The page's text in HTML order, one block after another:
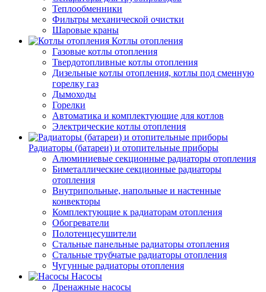
Теплообменники
Фильтры механической очистки
Шаровые краны
Котлы отопления
Газовые котлы отопления
Твердотопливные котлы отопления
Дизельные котлы отопления, котлы под сменную
горелку газ
Дымоходы
Горелки
Автоматика и комплектующие для котлов
Электрические котлы отопления
Радиаторы (батареи) и отопительные приборы
Алюминиевые секционные радиаторы отопления
Биметаллические секционные радиаторы
отопления
Внутрипольные, напольные и настенные
конвекторы
Комплектующие к радиаторам отопления
Обогреватели
Полотенцесушители
Стальные панельные радиаторы отопления
Стальные трубчатые радиаторы отопления
Чугунные радиаторы отопления
Насосы
Дренажные насосы